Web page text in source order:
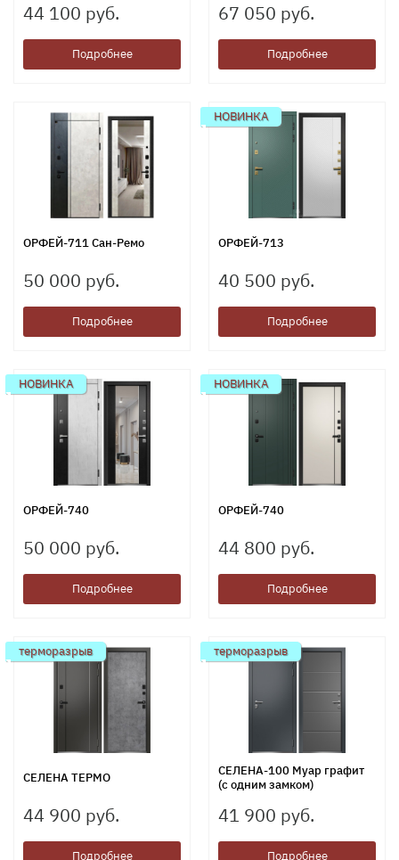
44 100 руб.
Подробнее
67 050 руб.
Подробнее
ОРФЕЙ-711 Сан-Ремо
50 000 руб.
Подробнее
НОВИНКА
ОРФЕЙ-713
40 500 руб.
Подробнее
НОВИНКА
ОРФЕЙ-740
50 000 руб.
Подробнее
НОВИНКА
ОРФЕЙ-740
44 800 руб.
Подробнее
терморазрыв
СЕЛЕНА ТЕРМО
44 900 руб.
Подробнее
терморазрыв
СЕЛЕНА-100 Муар графит
(с одним замком)
41 900 руб.
Подробнее